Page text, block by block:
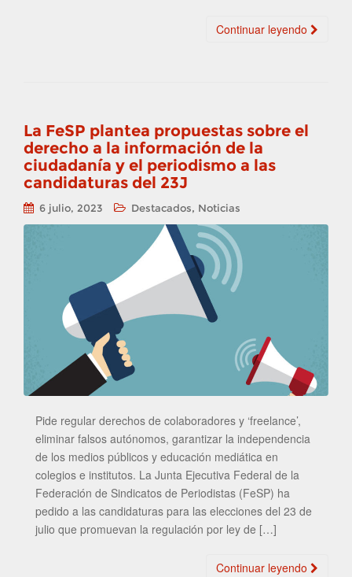
Continuar leyendo
La FeSP plantea propuestas sobre el
derecho a la información de la
ciudadanía y el periodismo a las
candidaturas del 23J
6 julio, 2023 Destacados, Noticias
Pide regular derechos de colaboradores y ‘freelance’,
eliminar falsos autónomos, garantizar la independencia
de los medios públicos y educación mediática en
colegios e institutos. La Junta Ejecutiva Federal de la
Federación de Sindicatos de Periodistas (FeSP) ha
pedido a las candidaturas para las elecciones del 23 de
julio que promuevan la regulación por ley de […]
Continuar leyendo